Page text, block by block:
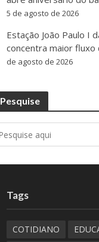
5 de agosto de 2026
Estação João Paulo I
concentra maior fluxo
de agosto de 2026
Pesquise
Tags
COTIDIANO